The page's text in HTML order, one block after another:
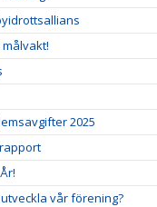
2025
vår förening?